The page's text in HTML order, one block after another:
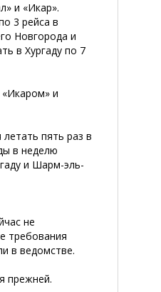
и «Икар».
3 рейса в
Новгорода и
в Хургаду по 7
и
пять раз в
в неделю
и Шарм-эль-
не
требования
в ведомстве.
прежней.